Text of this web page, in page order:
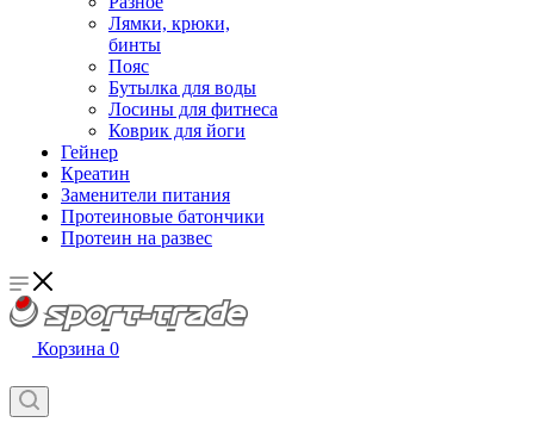
Лямки, крюки,
бинты
Пояс
Бутылка для воды
Лосины для фитнеса
Коврик для йоги
Гейнер
Креатин
Заменители питания
Протеиновые батончики
Протеин на развес
Корзина 0